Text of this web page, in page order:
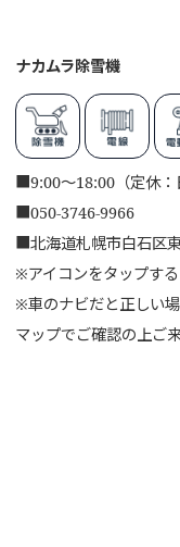
ナカムラ除雪機
■9:00～18:00（定休：
■050-3746-9966
■北海道札幌市白石区
※アイコンをタップする
※車のナビだと正しい
マップでご確認の上ご